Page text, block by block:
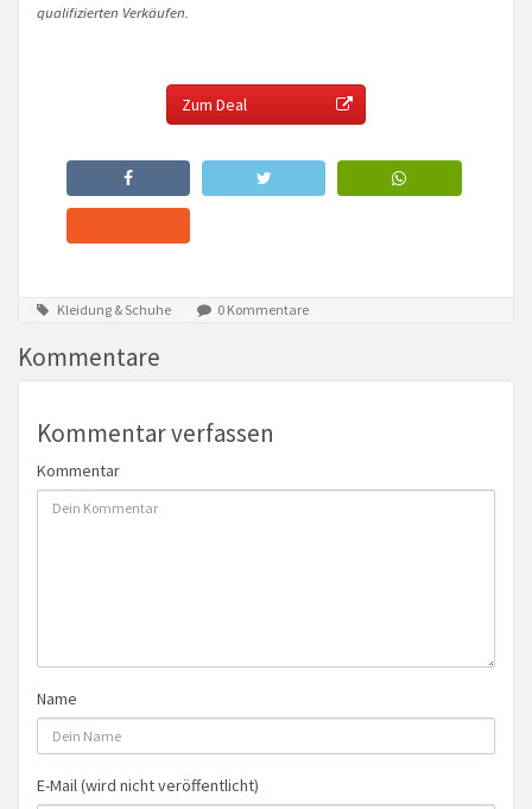
qualifizierten Verkäufen.
Zum Deal
Kleidung & Schuhe 0 Kommentare
Kommentare
Kommentar verfassen
Kommentar
Name
E-Mail (wird nicht veröffentlicht)